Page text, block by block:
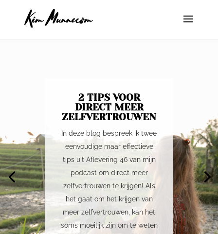
2 TIPS VOOR
DIRECT MEER
ZELFVERTROUWEN
In deze blog bespreek ik twee
eenvoudige maar effectieve
tips uit Aflevering 46 van mijn
podcast om direct meer
zelfvertrouwen te krijgen! Als
het gaat om het krijgen van
meer zelfvertrouwen, kan het
soms moeilijk zijn om te weten